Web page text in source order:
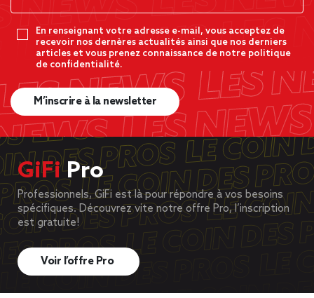
En renseignant votre adresse e-mail, vous acceptez de
recevoir nos dernères actualités ainsi que nos derniers
articles et vous prenez connaissance de notre politique
de confidentialité.
M’inscrire à la newsletter
GiFiPro
Professionnels, GiFi est là pour répondre à vos besoins
spécifiques. Découvrez vite notre offre Pro, l’inscription
est gratuite!
Voir l’offre Pro